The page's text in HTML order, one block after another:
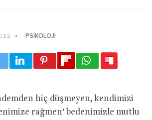
PSIKOLOJI
hiç düşmeyen, kendimizi
rağmen’ bedenimizle mutlu